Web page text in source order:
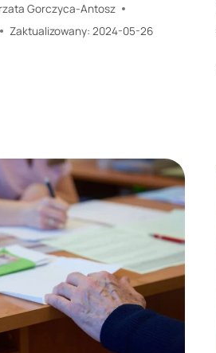
Gorczyca-Antosz
Zaktualizowany: 2024-05-26